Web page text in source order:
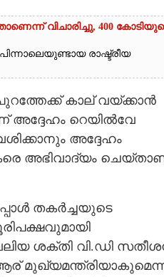
വിചാരിച്ചു, 400
രാഷ്ട്രീയ
കാല് വയ്ക്കാന്‍
അദ്ദേഹം റെയില്‍വേ
അദ്ദേഹം
അഭിവാദ്യം
തകര്‍ച്ചയുടെ
ശക്തി വി.ഡി